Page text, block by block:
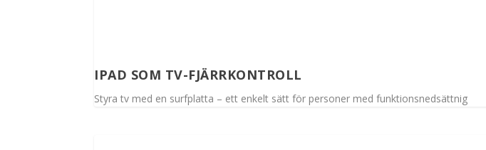
IPAD SOM TV-FJÄRRKONTROLL
Styra tv med en surfplatta – ett enkelt sätt för personer med funktionsnedsättnig